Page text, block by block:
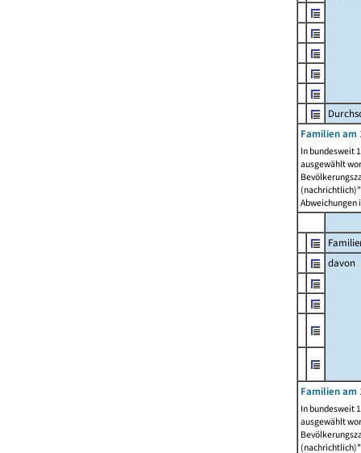
Familien am
In bundesweit
ausgewählt
Abweichungen
davon
Familien am
In bundesweit
ausgewählt